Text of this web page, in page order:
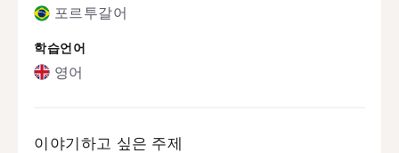
포르투갈어
학습언어
영어
이야기하고 싶은 주제